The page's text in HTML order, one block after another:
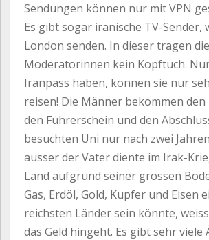
Sendungen können nur mit VPN
Es gibt sogar iranische TV-Sender,
London senden. In dieser tragen die
Moderatorinnen kein Kopftuch.
Iranpass haben, können sie nur
reisen! Die Männer bekommen den
den Führerschein und den
besuchten Uni nur nach zwei
ausser der Vater diente im Irak-
Land aufgrund seiner grossen
Gas, Erdöl, Gold, Kupfer und Eisen
reichsten Länder sein könnte,
das Geld hingeht. Es gibt sehr viele